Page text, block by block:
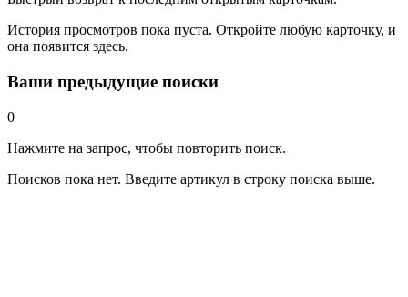
История просмотров пока пуста. Откройте любую карточку, и
она появится здесь.
Ваши предыдущие поиски
0
Нажмите на запрос, чтобы повторить поиск.
Поисков пока нет. Введите артикул в строку поиска выше.